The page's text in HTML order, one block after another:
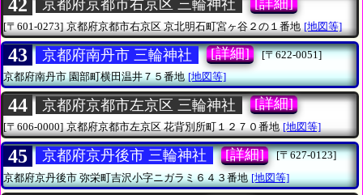
42 京都府京都市右京区 三輪神社
[〒601-0273] 京都府京都市右京区 京北明石町宮ヶ谷２の１番地 [地図等]
43 京都府南丹市 三輪神社 [詳細]
[〒622-0051]
京都府南丹市園部町横田温井７５番地 [地図等]
44 京都府京都市左京区 三輪神社 [詳細]
[〒606-0000] 京都府京都市左京区花背別所町１２７０番地 [地図等]
45 京都府京丹後市 三輪神社 [詳細]
[〒627-0123]
京都府京丹後市弥栄町吉沢小字ニガラミ６４３番地 [地図等]